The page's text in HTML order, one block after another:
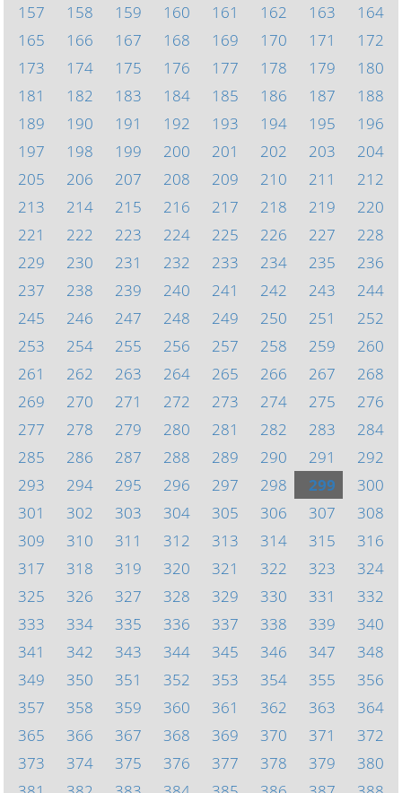
157
158 159 160 161 162 163
164
165
166 167 168 169 170 171
172
173
174 175 176 177 178 179
180
181
182 183 184 185 186 187
188
189
190 191 192 193 194 195
196
197
198 199 200 201 202 203
204
205
206 207 208 209 210 211
212
213
214 215 216 217 218 219
220
221
222 223 224 225 226 227
228
229
230 231 232 233 234 235
236
237
238 239 240 241 242 243
244
245
246 247 248 249 250 251
252
253
254 255 256 257 258 259
260
261
262 263 264 265 266 267
268
269
270 271 272 273 274 275
276
277
278 279 280 281 282 283
284
285
286 287 288 289 290 291
292
293
294 295 296 297 298 299
300
301
302 303 304 305 306 307
308
309
310 311 312 313 314 315
316
317
318 319 320 321 322 323
324
325
326 327 328 329 330 331
332
333
334 335 336 337 338 339
340
341
342 343 344 345 346 347
348
349
350 351 352 353 354 355
356
357
358 359 360 361 362 363
364
365
366 367 368 369 370 371
372
373
374 375 376 377 378 379
380